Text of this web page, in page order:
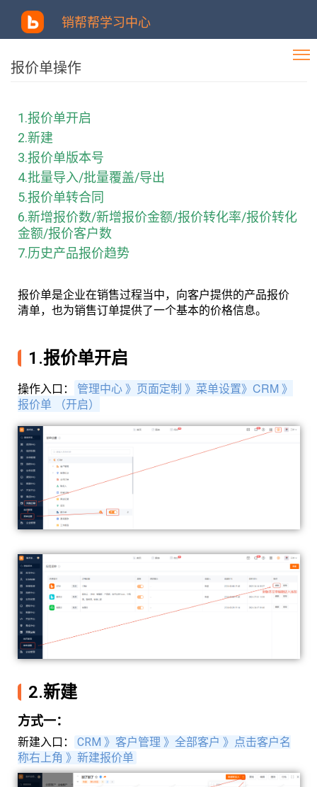
销帮帮学习中心
报价单操作
1.报价单开启
2.新建
3.报价单版本号
4.批量导入/批量覆盖/导出
5.报价单转合同
6.新增报价数/新增报价金额/报价转化率/报价转化
金额/报价客户数
7.历史产品报价趋势
报价单是企业在销售过程当中，向客户提供的产品报价
清单，也为销售订单提供了一个基本的价格信息。
1.报价单开启
操作入口： 管理中心 》页面定制 》菜单设置》 CRM 》
报价单 （开启）
2.新建
方式一：
新建入口：
CRM 》客户管理 》全部客户 》点击客户名
称右上角 》新建报价单